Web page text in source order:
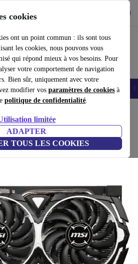
cookies
ont un point commun : ils sont tous
les cookies, nous pouvons vous
qui répond mieux à vos besoins. Pour
votre comportement de navigation
Bien sûr, uniquement avec votre
modifier vos paramètres de cookies à
politique de confidentialité.
limitée
ADAPTER
TOUS LES COOKIES
et facilement
Montres connectées Accessoires
6600 Armor 8G